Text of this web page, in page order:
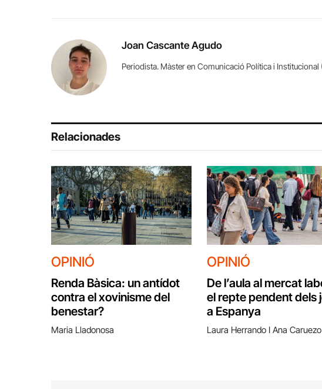
Joan Cascante Agudo
Periodista. Màster en Comunicació Política i Institucional
Relacionades
OPINIÓ
Renda Bàsica: un antídot
contra el xovinisme del
benestar?
Maria Lladonosa
OPINIÓ
De l’aula al mercat
el repte pendent dels
a Espanya
Laura Herrando I Ana Caruezo